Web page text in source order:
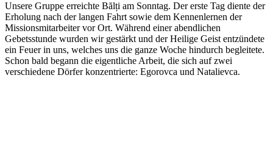
Unsere Gruppe erreichte Bălți am Sonntag. Der erste Tag diente der
Erholung nach der langen Fahrt sowie dem Kennenlernen der
Missionsmitarbeiter vor Ort. Während einer abendlichen
Gebetsstunde wurden wir gestärkt und der Heilige Geist entzündete
ein Feuer in uns, welches uns die ganze Woche hindurch begleitete.
Schon bald begann die eigentliche Arbeit, die sich auf zwei
verschiedene Dörfer konzentrierte: Egorovca und Natalievca.